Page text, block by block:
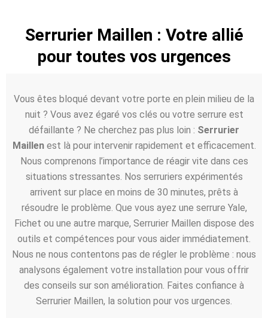
Serrurier Maillen : Votre allié
pour toutes vos urgences
Vous êtes bloqué devant votre porte en plein milieu de la
nuit ? Vous avez égaré vos clés ou votre serrure est
défaillante ? Ne cherchez pas plus loin : Serrurier
Maillenest là pour intervenir rapidement et efficacement.
Nous comprenons l’importance de réagir vite dans ces
situations stressantes. Nos serruriers expérimentés
arrivent sur place en moins de 30 minutes, prêts à
résoudre le problème. Que vous ayez une serrure Yale,
Fichet ou une autre marque, Serrurier Maillen dispose des
outils et compétences pour vous aider immédiatement.
Nous ne nous contentons pas de régler le problème : nous
analysons également votre installation pour vous offrir
des conseils sur son amélioration. Faites confiance à
Serrurier Maillen, la solution pour vos urgences.